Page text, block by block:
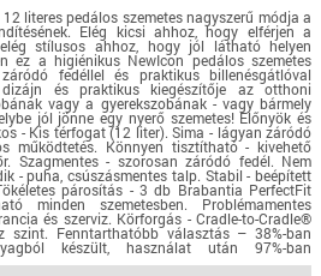
INGYEN itt ››
INGYEN itt ››
INGYEN itt ››
segédeszköz
Autó
Ingatlan
INGYEN itt ››
INGYEN itt ››
INGYEN itt ››
INGYEN itt ››
INGYEN itt ››
literes pedálos szemetes nagyszerű módja a
Elég kicsi ahhoz, hogy elférjen a
stílusos ahhoz, hogy jól látható helyen
ez a higiénikus NewIcon pedálos szemetes
fedéllel és praktikus billenésgátlóval
dizájn és praktikus kiegészítője az otthoni
vagy a gyerekszobának - vagy bármely
jól jönne egy nyerő szemetes! Előnyök és
- Kis térfogat (12 liter). Sima - lágyan záródó
működtetés. Könnyen tisztítható - kivehető
Szagmentes - szorosan záródó fedél. Nem
- puha, csúszásmentes talp. Stabil - beépített
párosítás - 3 db Brabantia PerfectFit
minden szemetesben. Problémamentes
és szerviz. Körforgás - Cradle-to-Cradle®
szint. Fenntarthatóbb választás – 38%-ban
készült, használat után 97%-ban